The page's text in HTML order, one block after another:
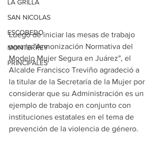
LA GRILLA
SAN NICOLAS
ESCOBEDO
MONTERREY
PRINCIPALES
Luego de iniciar las mesas de trabajo
para la "Armonización Normativa del
Modelo Mujer Segura en Juárez", el
Alcalde Francisco Treviño agradeció a
la titular de la Secretaría de la Mujer por
considerar que su Administración es un
ejemplo de trabajo en conjunto con
instituciones estatales en el tema de
prevención de la violencia de género.